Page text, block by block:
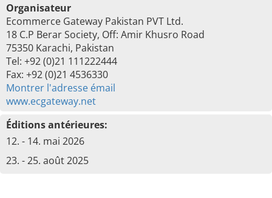
Organisateur
Ecommerce Gateway Pakistan PVT Ltd.
18 C.P Berar Society, Off: Amir Khusro Road
75350 Karachi, Pakistan
Tel: +92 (0)21 111222444
Fax: +92 (0)21 4536330
Montrer l'adresse émail
www.ecgateway.net
Éditions antérieures:
12. - 14. mai 2026
23. - 25. août 2025